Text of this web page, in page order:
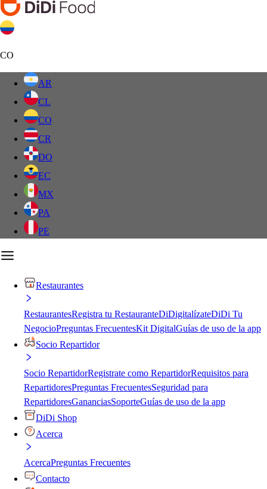
CO
AR
CL
CO
CR
DO
EC
MX
PA
PE
Restaurantes
RestaurantesRegistra tu RestauranteDiDigitalízateDiDi Tu
NegocioPreguntas FrecuentesKit DigitalGuías de uso de la app
Socio Repartidor
Socio RepartidorRegistrate como RepartidorRequisitos para
RepartidoresPreguntas FrecuentesSeguridad para
RepartidoresGananciasSoporteGuías de uso de la app
DiDi Shop
Acerca
AcercaPreguntas Frecuentes
Contacto